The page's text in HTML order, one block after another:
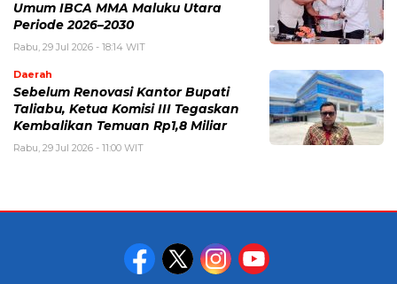
Umum IBCA MMA Maluku Utara
Periode 2026–2030
Rabu, 29 Jul 2026 - 18:14 WIT
Daerah
Sebelum Renovasi Kantor Bupati
Taliabu, Ketua Komisi III Tegaskan
Kembalikan Temuan Rp1,8 Miliar
Rabu, 29 Jul 2026 - 11:00 WIT